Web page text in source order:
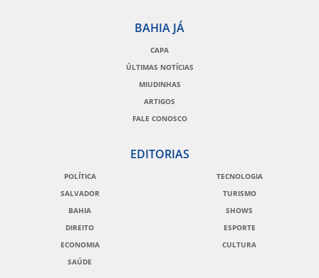
BAHIA JÁ
CAPA
ÚLTIMAS NOTÍCIAS
MIUDINHAS
ARTIGOS
FALE CONOSCO
EDITORIAS
POLÍTICA
SALVADOR
BAHIA
DIREITO
ECONOMIA
SAÚDE
TECNOLOGIA
TURISMO
SHOWS
ESPORTE
CULTURA